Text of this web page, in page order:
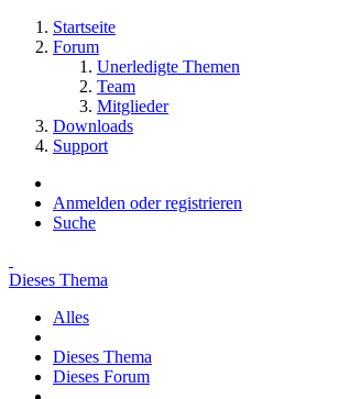
Startseite
Forum
Unerledigte Themen
Team
Mitglieder
Downloads
Support
Anmelden oder registrieren
Suche
Dieses Thema
Alles
Dieses Thema
Dieses Forum